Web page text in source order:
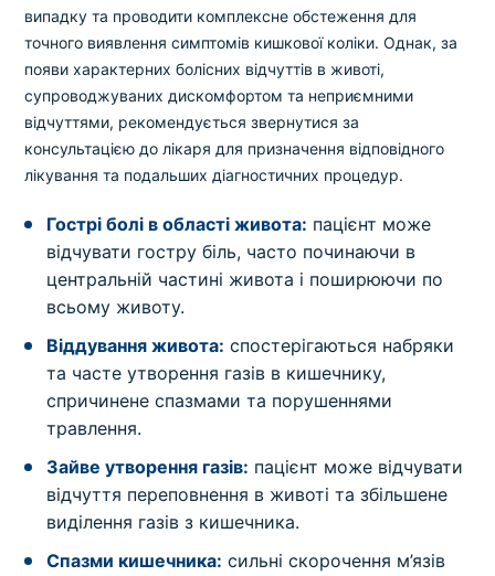
випадку та проводити комплексне обстеження для
точного виявлення симптомів кишкової коліки. Однак, за
появи характерних болісних відчуттів в животі,
супроводжуваних дискомфортом та неприємними
відчуттями, рекомендується звернутися за
консультацією до лікаря для призначення відповідного
лікування та подальших діагностичних процедур.
Гострі болі в області живота: пацієнт може
відчувати гостру біль, часто починаючи в
центральній частині живота і поширюючи по
всьому животу.
Віддування живота: спостерігаються набряки
та часте утворення газів в кишечнику,
спричинене спазмами та порушеннями
травлення.
Зайве утворення газів: пацієнт може відчувати
відчуття переповнення в животі та збільшене
виділення газів з кишечника.
Спазми кишечника: сильні скорочення м’язів